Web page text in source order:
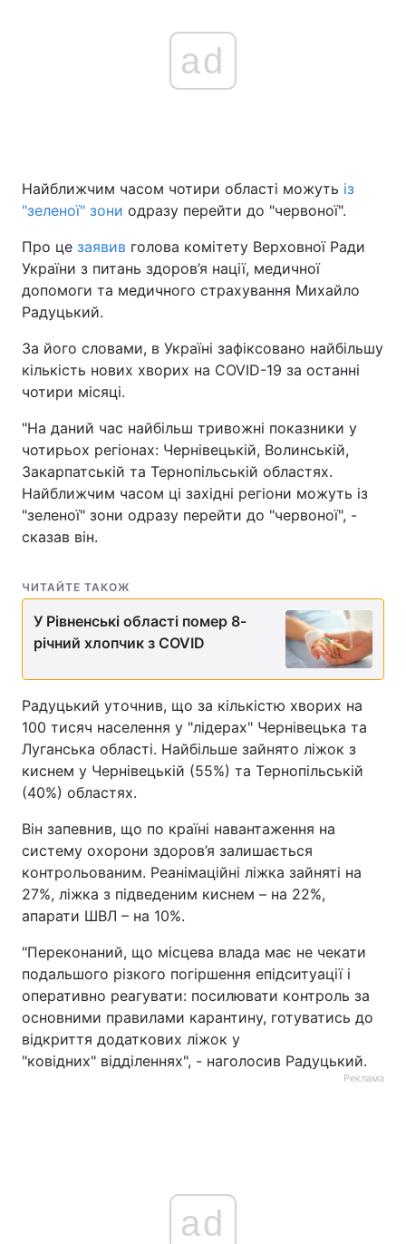
ad
Найближчим часом чотири області можуть із
"зеленої" зони одразу перейти до "червоної".
Про це заявив голова комітету Верховної Ради
України з питань здоров’я нації, медичної
допомоги та медичного страхування Михайло
Радуцький.
За його словами, в Україні зафіксовано найбільшу
кількість нових хворих на COVID-19 за останні
чотири місяці.
"На даний час найбільш тривожні показники у
чотирьох регіонах: Чернівецькій, Волинській,
Закарпатській та Тернопільській областях.
Найближчим часом ці західні регіони можуть із
"зеленої" зони одразу перейти до "червоної", -
сказав він.
ЧИТАЙТЕ ТАКОЖ
У Рівненські області помер 8-
річний хлопчик з COVID
Радуцький уточнив, що за кількістю хворих на
100 тисяч населення у "лідерах" Чернівецька та
Луганська області. Найбільше зайнято ліжок з
киснем у Чернівецькій (55%) та Тернопільській
(40%) областях.
Він запевнив, що по країні навантаження на
систему охорони здоров’я залишається
контрольованим. Реанімаційні ліжка зайняті на
27%, ліжка з підведеним киснем – на 22%,
апарати ШВЛ – на 10%.
"Переконаний, що місцева влада має не чекати
подальшого різкого погіршення епідситуації і
оперативно реагувати: посилювати контроль за
основними правилами карантину, готуватись до
відкриття додаткових ліжок у
"ковідних" відділеннях", - наголосив Радуцький.
Реклама
ad